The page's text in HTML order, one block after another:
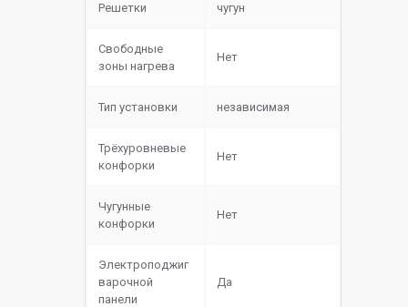
Решетки чугун
Свободные
зоны нагрева
Нет
Тип установки независимая
Трёхуровневые
конфорки
Нет
Чугунные
конфорки
Нет
Электроподжиг
варочной
панели
Да